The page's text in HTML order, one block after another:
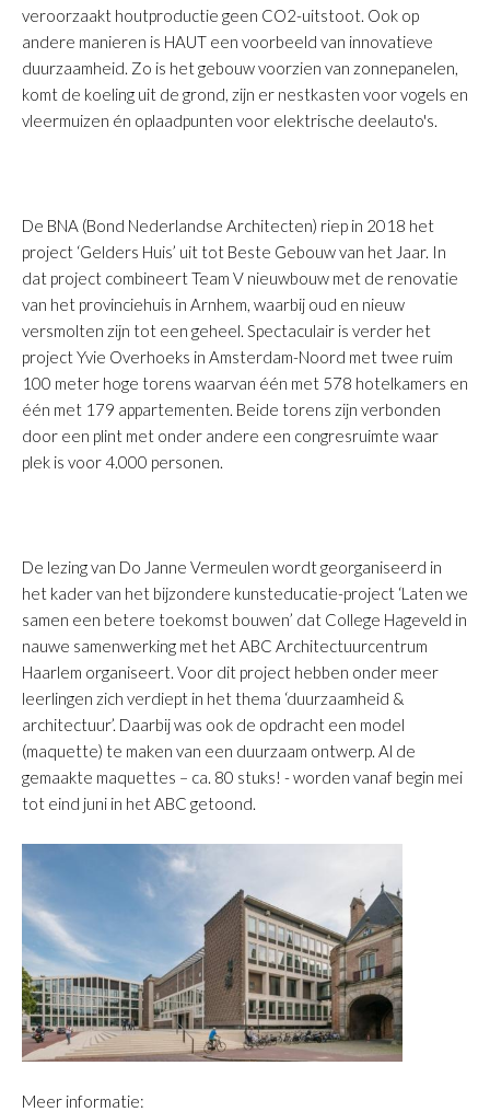
veroorzaakt houtproductie geen CO2-uitstoot. Ook op
andere manieren is HAUT een voorbeeld van innovatieve
duurzaamheid. Zo is het gebouw voorzien van zonnepanelen,
komt de koeling uit de grond, zijn er nestkasten voor vogels en
vleermuizen én oplaadpunten voor elektrische deelauto's.
De BNA (Bond Nederlandse Architecten) riep in 2018 het
project ‘Gelders Huis’ uit tot Beste Gebouw van het Jaar. In
dat project combineert Team V nieuwbouw met de renovatie
van het provinciehuis in Arnhem, waarbij oud en nieuw
versmolten zijn tot een geheel. Spectaculair is verder het
project Yvie Overhoeks in Amsterdam-Noord met twee ruim
100 meter hoge torens waarvan één met 578 hotelkamers en
één met 179 appartementen. Beide torens zijn verbonden
door een plint met onder andere een congresruimte waar
plek is voor 4.000 personen.
De lezing van Do Janne Vermeulen wordt georganiseerd in
het kader van het bijzondere kunsteducatie-project ‘Laten we
samen een betere toekomst bouwen’ dat College Hageveld in
nauwe samenwerking met het ABC Architectuurcentrum
Haarlem organiseert. Voor dit project hebben onder meer
leerlingen zich verdiept in het thema ‘duurzaamheid &
architectuur’. Daarbij was ook de opdracht een model
(maquette) te maken van een duurzaam ontwerp. Al de
gemaakte maquettes – ca. 80 stuks! - worden vanaf begin mei
tot eind juni in het ABC getoond.
Meer informatie: